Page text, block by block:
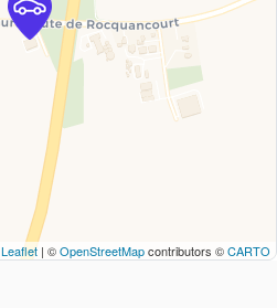
Leaflet | ©OpenStreetMapcontributors ©CARTO